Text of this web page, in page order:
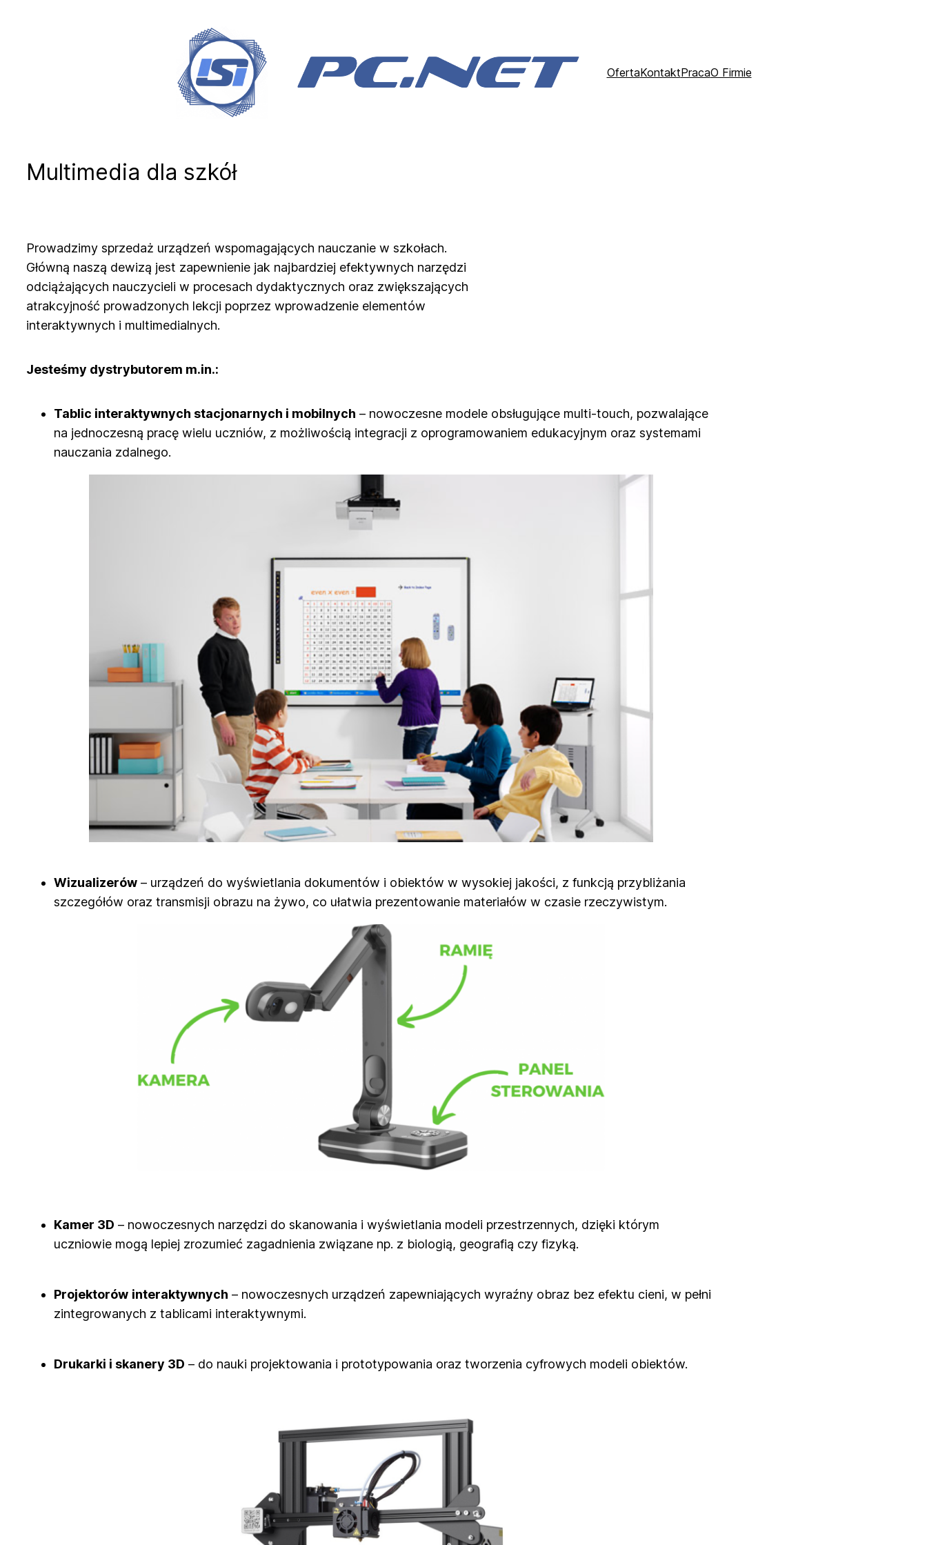
OfertaKontaktPracaO Firmie
Multimedia dla szkół
Prowadzimy sprzedaż urządzeń wspomagających nauczanie w szkołach.
Główną naszą dewizą jest zapewnienie jak najbardziej efektywnych narzędzi
odciążających nauczycieli w procesach dydaktycznych oraz zwiększających
atrakcyjność prowadzonych lekcji poprzez wprowadzenie elementów
interaktywnych i multimedialnych.
Jesteśmy dystrybutorem m.in.:
Tablic interaktywnych stacjonarnych i mobilnych – nowoczesne modele obsługujące multi-touch, pozwalające
na jednoczesną pracę wielu uczniów, z możliwością integracji z oprogramowaniem edukacyjnym oraz systemami
nauczania zdalnego.
Wizualizerów – urządzeń do wyświetlania dokumentów i obiektów w wysokiej jakości, z funkcją przybliżania
szczegółów oraz transmisji obrazu na żywo, co ułatwia prezentowanie materiałów w czasie rzeczywistym.
Kamer 3D – nowoczesnych narzędzi do skanowania i wyświetlania modeli przestrzennych, dzięki którym
uczniowie mogą lepiej zrozumieć zagadnienia związane np. z biologią, geografią czy fizyką.
Projektorów interaktywnych – nowoczesnych urządzeń zapewniających wyraźny obraz bez efektu cieni, w pełni
zintegrowanych z tablicami interaktywnymi.
Drukarki i skanery 3D – do nauki projektowania i prototypowania oraz tworzenia cyfrowych modeli obiektów.